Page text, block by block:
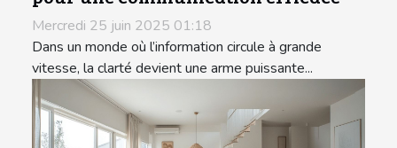
Mercredi 25 juin 2025 01:18
Dans un monde où l’information circule à grande
vitesse, la clarté devient une arme puissante...